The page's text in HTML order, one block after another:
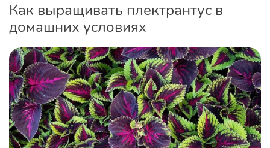
Как выращивать плектрантус в
домашних условиях